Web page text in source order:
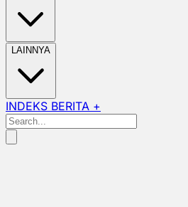
LAINNYA
INDEKS BERITA +